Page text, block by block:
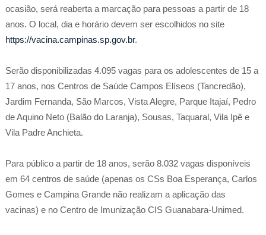
ocasião, será reaberta a marcação para pessoas a partir de 18
anos. O local, dia e horário devem ser escolhidos no site
https://vacina.campinas.sp.gov.br.
Serão disponibilizadas 4.095 vagas para os adolescentes de 15 a
17 anos, nos Centros de Saúde Campos Elíseos (Tancredão),
Jardim Fernanda, São Marcos, Vista Alegre, Parque Itajaí, Pedro
de Aquino Neto (Balão do Laranja), Sousas, Taquaral, Vila Ipê e
Vila Padre Anchieta.
Para público a partir de 18 anos, serão 8.032 vagas disponíveis
em 64 centros de saúde (apenas os CSs Boa Esperança, Carlos
Gomes e Campina Grande não realizam a aplicação das
vacinas) e no Centro de Imunização CIS Guanabara-Unimed.